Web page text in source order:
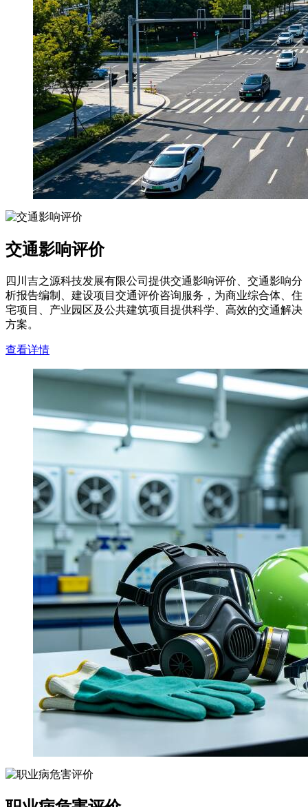
交通影响评价
四川吉之源科技发展有限公司提供交通影响评价、交通影响分
析报告编制、建设项目交通评价咨询服务，为商业综合体、住
宅项目、产业园区及公共建筑项目提供科学、高效的交通解决
方案。
查看详情